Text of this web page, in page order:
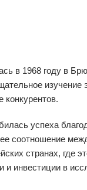
в 1968 году в
успеха
соотношение
странах, где
инвестиции в